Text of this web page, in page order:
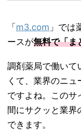
「 m3.com 」では
ースが無料で「ま
調剤薬局で働いて
くて、業界のニ
ですよね。このサ
間にサクッと業
できます。